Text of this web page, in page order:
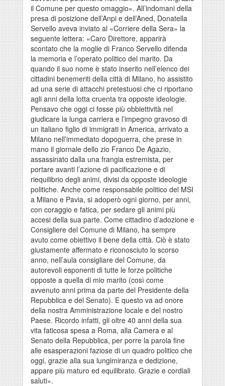
il Comune per questo omaggio». All’indomani della
presa di posizione dell’Anpi e dell’Aned, Donatella
Servello aveva inviato al «Corriere della Sera» la
seguente lettera: «Caro Direttore, apparirà
scontato che la moglie di Franco Servello difenda
la memoria e l’operato politico del marito. Da
quando il suo nome è stato inserito nell’elenco dei
cittadini benemeriti della città di Milano, ho assistito
ad una serie di attacchi pretestuosi che ci riportano
agli anni della lotta cruenta tra opposte ideologie.
Pensavo che oggi ci fosse più obbiettività nel
giudicare la lunga carriera e l’impegno gravoso di
un italiano figlio di immigrati in America, arrivato a
Milano nell’immediato dopoguerra, che prese in
mano il giornale dello zio Franco De Agazio,
assassinato dalla una frangia estremista, per
portare avanti l’azione di pacificazione e di
riequilibrio degli animi, divisi da opposte ideologie
politiche. Anche come responsabile politico del MSI
a Milano e Pavia, si adoperò ogni giorno, per anni,
con coraggio e fatica, per sedare gli animi più
accesi della sua parte. Come cittadino d’adozione e
Consigliere del Comune di Milano, ha sempre
avuto come obiettivo il bene della città. Ciò è stato
giustamente affermato e riconosciuto lo scorso
anno, nell’aula consigliare del Comune, da
autorevoli esponenti di tutte le forze politiche
opposte a quella di mio marito (così come
avvenuto anni prima da parte del Presidente della
Repubblica e del Senato). E questo va ad onore
della nostra Amministrazione locale e del nostro
Paese. Ricordo infatti, gli oltre 40 anni della sua
vita faticosa spesa a Roma, alla Camera e al
Senato della Repubblica, per porre la parola fine
alle esasperazioni faziose di un quadro politico che
oggi, grazie alla sua lungimiranza e dedizione,
appare più maturo ed equilibrato. Grazie e cordiali
saluti».